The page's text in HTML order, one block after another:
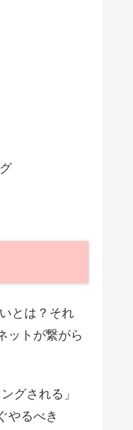
とは？それ
ットが繋がら
グされる」
やるべき